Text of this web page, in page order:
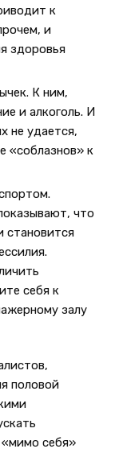
к
и
здоровья
К ним,
и алкоголь. И
не удается,
«соблазнов» к
что
становится
себя к
залу
половой
«мимо себя»